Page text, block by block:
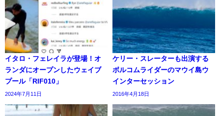
イタロ・フェレイラが登場！オ
ランダにオープンしたウェイブ
プール「RIF010」
2024年7月11日
ケリー・スレーターも出演する
ボルコムライダーのマウイ島ウ
インターセッション
2016年4月18日